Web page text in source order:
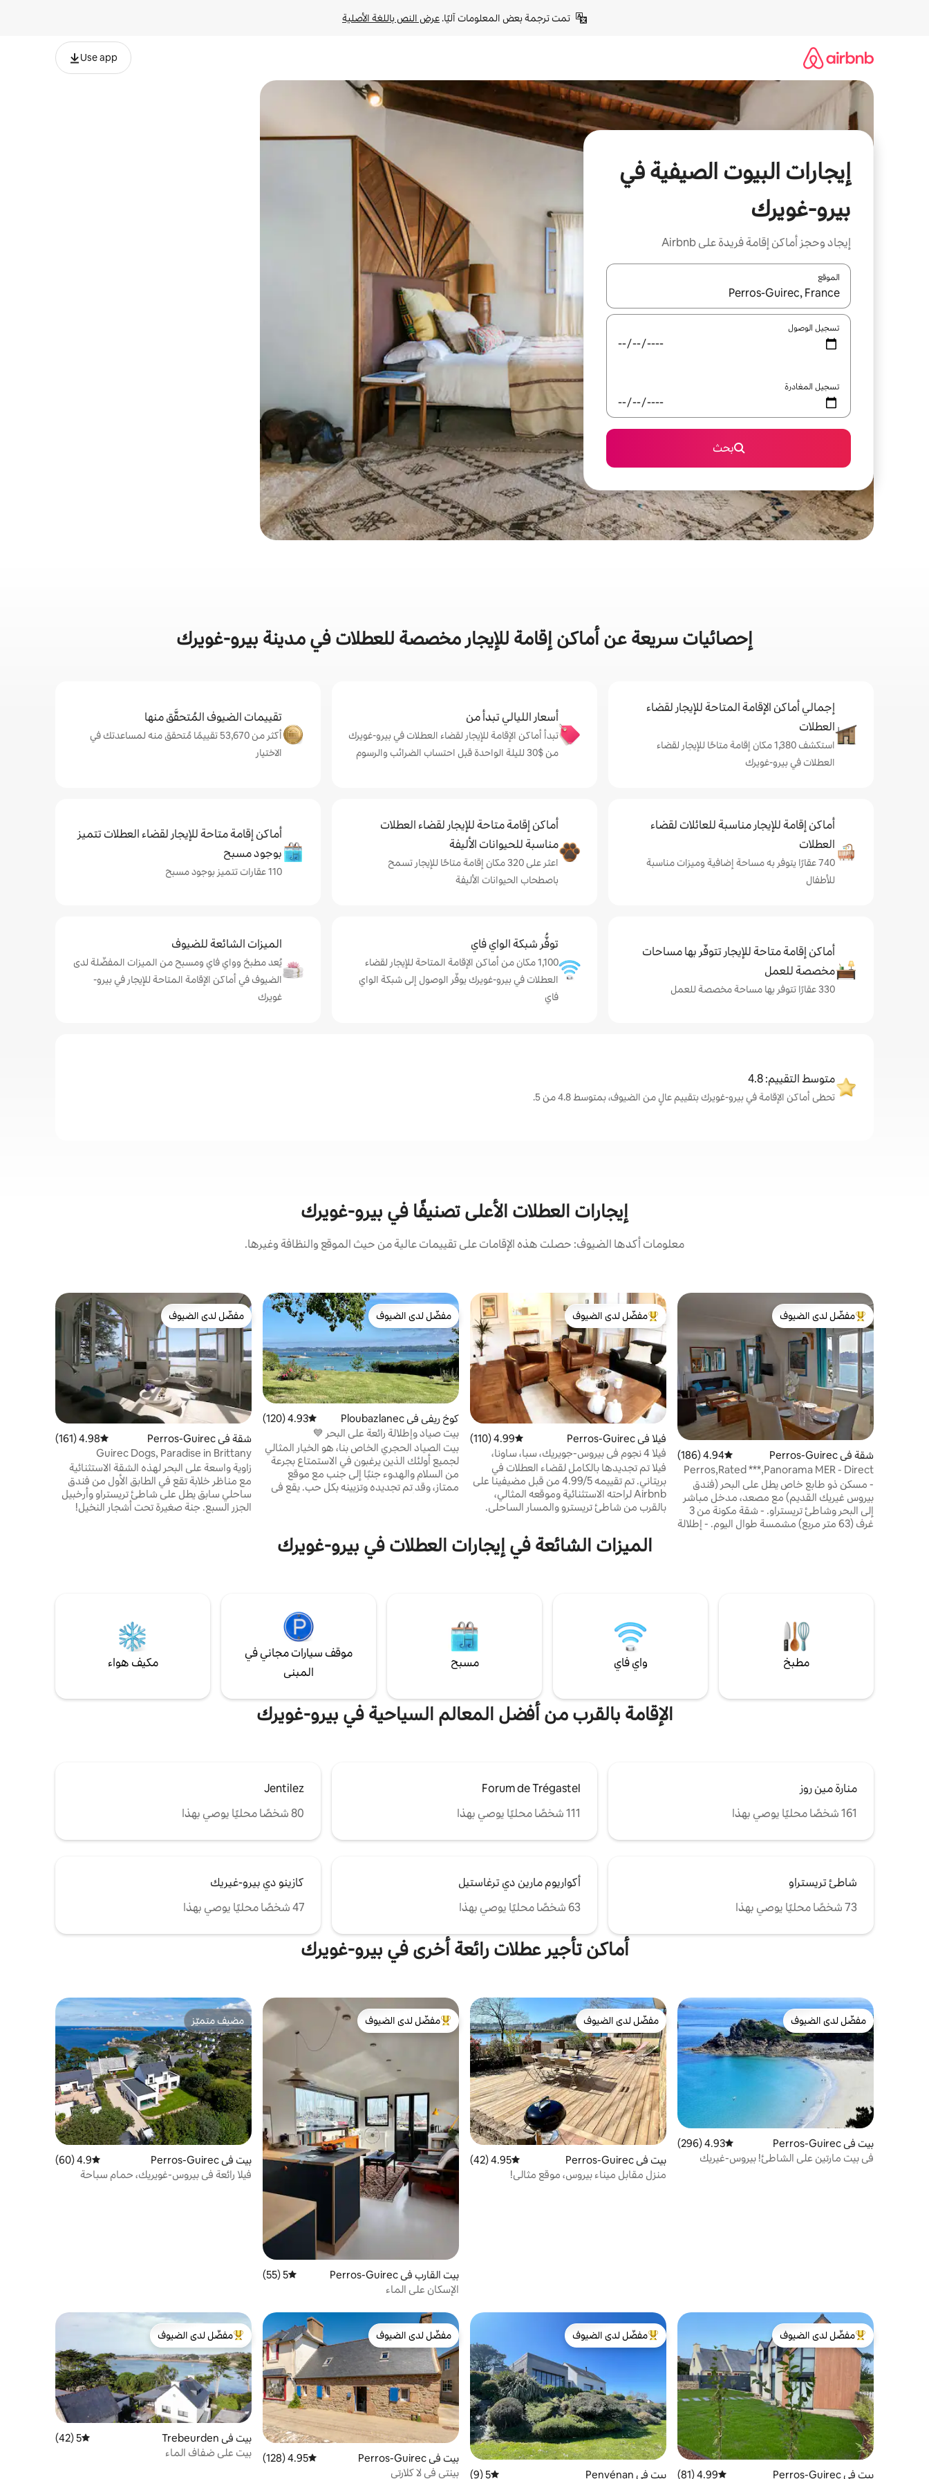
تمت ترجمة بعض المعلومات آليًا. عرض النص باللغة الأصلية
Use app
إيجارات البيوت الصيفية في
بيرو-غويرك
إيجاد وحجز أماكن إقامة فريدة على Airbnb
الموقع
عند توفر النتائج، انتقل باستخدام السهمين لأعلى ولأسفل أو استكشف عن طريق اللمس أو السحب.
تسجيل الوصول
تسجيل المغادرة
بحث
إحصائيات سريعة عن أماكن إقامة للإيجار مخصصة للعطلات في مدينة بيرو-غويرك
إجمالي أماكن الإقامة المتاحة للإيجار لقضاء
العطلات
استكشف 1,380 مكان إقامة متاحًا للإيجار لقضاء
العطلات في بيرو-غويرك
أسعار الليالي تبدأ من
تبدأ أماكن الإقامة للإيجار لقضاء العطلات في بيرو-غويرك
من $‏30 لليلة الواحدة قبل احتساب الضرائب والرسوم
تقييمات الضيوف المُتحقَّق منها
أكثر من 53,670 تقييمًا مُتحقق منه لمساعدتك في
الاختيار
أماكن إقامة للإيجار مناسبة للعائلات لقضاء
العطلات
740 عقارًا يتوفر به مساحة إضافية وميزات مناسبة
للأطفال
أماكن إقامة متاحة للإيجار لقضاء العطلات
مناسبة للحيوانات الأليفة
اعثر على 320 مكان إقامة متاحًا للإيجار تسمح
باصطحاب الحيوانات الأليفة
أماكن إقامة متاحة للإيجار لقضاء العطلات تتميز
بوجود مسبح
110 عقارات تتميز بوجود مسبح
أماكن إقامة متاحة للإيجار تتوفّر بها مساحات
مخصصة للعمل
330 عقارًا تتوفر بها مساحة مخصصة للعمل
توفُّر شبكة الواي فاي
1,100 مكان من أماكن الإقامة المتاحة للإيجار لقضاء
العطلات في بيرو-غويرك يوفّر الوصول إلى شبكة الواي
فاي
الميزات الشائعة للضيوف
يُعد مطبخ وواي فاي ومسبح من الميزات المفضّلة لدى
الضيوف في أماكن الإقامة المتاحة للإيجار في بيرو-
غويرك
متوسط التقييم: 4.8
تحظى أماكن الإقامة في بيرو-غويرك بتقييم عالٍ من الضيوف، بمتوسط 4.8 من 5.
إيجارات العطلات الأعلى تصنيفًا في بيرو-غويرك
معلومات أكدها الضيوف: حصلت هذه الإقامات على تقييمات عالية من حيث الموقع والنظافة وغيرها.
من أبرز البيوت المفضّلة لدى الضيوف
مفضّل لدى الضيوف
شقة في Perros-Guirec متوسط التقييم 4.94 من 5، 186 مراجعات
4.94 (186)
Perros,Rated ***,Panorama MER - Direct
Plage§Garden
- مسكن ذو طابع خاص يطل على البحر (فندق
بيروس غيريك القديم) مع مصعد، مدخل مباشر
إلى البحر وشاطئ تريستراو. - شقة مكونة من 3
غرف (63 متر مربع) مشمسة طوال اليوم. - إطلالة
من أبرز البيوت المفضّلة لدى الضيوف
مفضّل لدى الضيوف
فيلا في Perros-Guirec متوسط التقييم 4.99 من 5، 110 مراجعات
4.99 (110)
فيلا 4 نجوم في بيروس-جويريك، سبا، ساونا،
سينما منزلية
فيلا تم تجديدها بالكامل لقضاء العطلات في
بريتاني. تم تقييمه 4.99/5 من قبل مضيفينا على
Airbnb لراحته الاستثنائية وموقعه المثالي،
بالقرب من شاطئ تريسترو والمسار الساحلي.
والساونا التقليدية والحمام - "منتجع صحي
حقيقي في المنزل!" وفقًا لزوارنا. استمتع
بالحديقة المغلقة مع حفلات الشواء، التي حظيت
مفضّل لدى الضيوف
مفضّل لدى الضيوف
كوخ ريفي في Ploubazlanec متوسط التقييم 4.93 من 5، 120 مراجعات
4.93 (120)
بيت صياد وإطلالة رائعة على البحر 💙
بيت الصياد الحجري الخاص بنا، هو الخيار المثالي
لجميع أولئك الذين يرغبون في الاستمتاع بجرعة
من السلام والهدوء جنبًا إلى جنب مع موقع
ممتاز، وقد تم تجديده وتزيينه بكل حب. يقع في
نهاية الحديقة... حلم بالمغادرة سيرًا على الأقدام
من المنزل على طول الساحل أو على الطريق GR
مفضّل لدى الضيوف
مفضّل لدى الضيوف
شقة في Perros-Guirec متوسط التقييم 4.98 من 5، 161 مراجعات
4.98 (161)
Guirec Dogs, Paradise in Brittany
زاوية واسعة على البحر لهذه الشقة الاستثنائية
مع مناظر خلابة تقع في الطابق الأول من فندق
ساحلي سابق يطل على شاطئ تريستراو وأرخبيل
الجزر السبع. جنة صغيرة تحت أشجار النخيل!
الميزات الشائعة في إيجارات العطلات في بيرو-غويرك
مطبخ واي فاي مسبح
موقف سيارات مجاني في
المبنى
مكيف هواء
الإقامة بالقرب من أفضل المعالم السياحية في بيرو-غويرك
منارة مين روز
161 شخصًا محليًا يوصي بهذا
Forum de Trégastel
111 شخصًا محليًا يوصي بهذا
Jentilez
80 شخصًا محليًا يوصي بهذا
شاطئ تريستراو
73 شخصًا محليًا يوصي بهذا
أكواريوم مارين دي ترغاستيل
63 شخصًا محليًا يوصي بهذا
كازينو دي بيرو-غيريك
47 شخصًا محليًا يوصي بهذا
أماكن تأجير عطلات رائعة أخرى في بيرو-غويرك
مفضّل لدى الضيوف
مفضّل لدى الضيوف
بيت في Perros-Guirec متوسط التقييم 4.93 من 5، 296 مراجعات
4.93 (296)
في بيت مارتين على الشاطئ! بيروس-غيريك
مفضّل لدى الضيوف
مفضّل لدى الضيوف
بيت في Perros-Guirec متوسط التقييم 4.95 من 5، 42 مراجعات
4.95 (42)
منزل مقابل ميناء بيروس، موقع مثالي!
من أبرز البيوت المفضّلة لدى الضيوف
مفضّل لدى الضيوف
بيت القارب في Perros-Guirec متوسط التقييم 5 من 5، 55 مراجعات
5 (55)
الإسكان على الماء
مضيف متميّز
مضيف متميّز
بيت في Perros-Guirec متوسط التقييم 4.9 من 5، 60 مراجعات
4.9 (60)
فيلا رائعة في بيروس-غويريك، حمام سباحة
من أبرز البيوت المفضّلة لدى الضيوف
مفضّل لدى الضيوف
بيت في Perros-Guirec متوسط التقييم 4.99 من 5، 81 مراجعات
4.99 (81)
من أبرز البيوت المفضّلة لدى الضيوف
مفضّل لدى الضيوف
بيت في Penvénan متوسط التقييم 5 من 5، 9 مراجعات
5 (9)
مفضّل لدى الضيوف
مفضّل لدى الضيوف
بيت في Perros-Guirec متوسط التقييم 4.95 من 5، 128 مراجعات
4.95 (128)
بينتي في لا كلارتي
من أبرز البيوت المفضّلة لدى الضيوف
مفضّل لدى الضيوف
بيت في Trebeurden متوسط التقييم 5 من 5، 42 مراجعات
5 (42)
بيت على ضفاف الماء